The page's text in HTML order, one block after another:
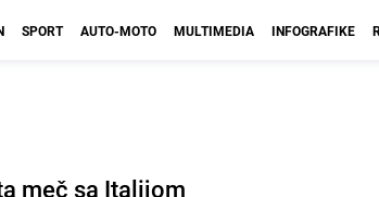
SPORT AUTO-MOTO MULTIMEDIA INFOGRAFIKE
meč sa Italijom